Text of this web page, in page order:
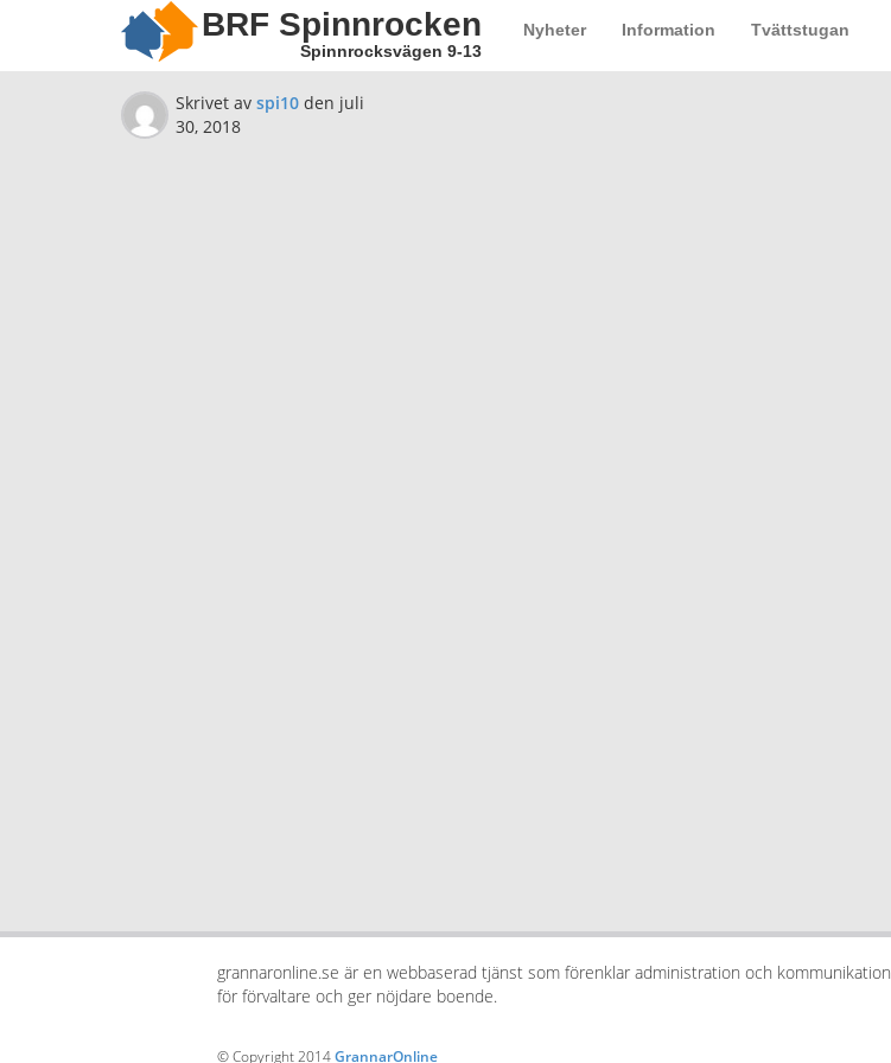
BRF Spinnrocken
Spinnrocksvägen 9-13
Nyheter Information Tvättstugan
Skrivet av spi10 den juli
30, 2018
grannaronline.se är en webbaserad tjänst som förenklar administration och kommunikation
för förvaltare och ger nöjdare boende.
© Copyright 2014GrannarOnline